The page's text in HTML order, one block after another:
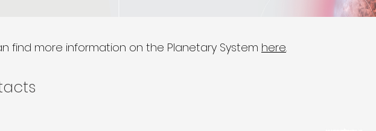
find more information on the Planetary System here.